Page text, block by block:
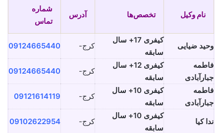
نام وکیل تخصص‌ها آدرس
شماره
تماس
وحید ضیایی
کیفری 17+ سال
سابقه
کرج- 09124665440
فاطمه
جبارآبادی
کیفری 12+ سال
سابقه
کرج- 09124665440
فاطمه
جبارآبادی
کیفری 10+ سال
سابقه
کرج- 09121614119
ندا کیا
کیفری 10+ سال
سابقه
کرج- 09102622954